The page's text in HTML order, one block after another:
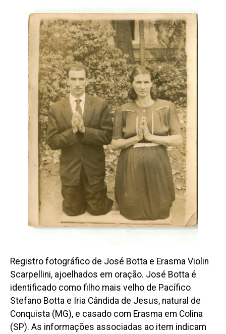
Registro fotográfico de José Botta e Erasma Violin
Scarpellini, ajoelhados em oração. José Botta é
identificado como filho mais velho de Pacífico
Stefano Botta e Iria Cândida de Jesus, natural de
Conquista (MG), e casado com Erasma em Colina
(SP). As informações associadas ao item indicam